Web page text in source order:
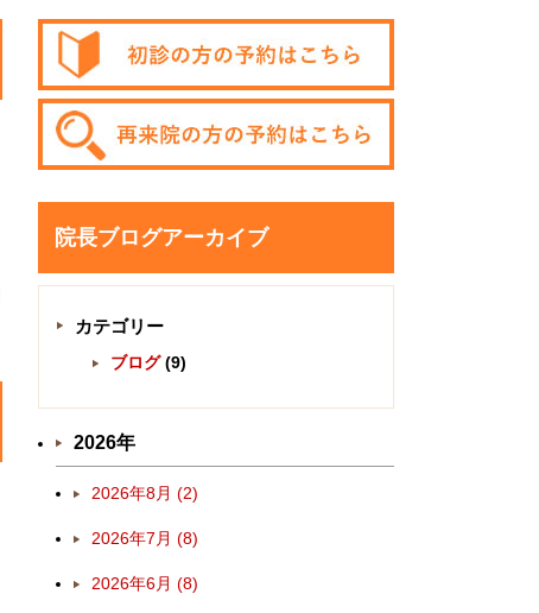
院長ブログアーカイブ
カテゴリー
ブログ(9)
2026年
2026年8月 (2)
2026年7月 (8)
2026年6月 (8)